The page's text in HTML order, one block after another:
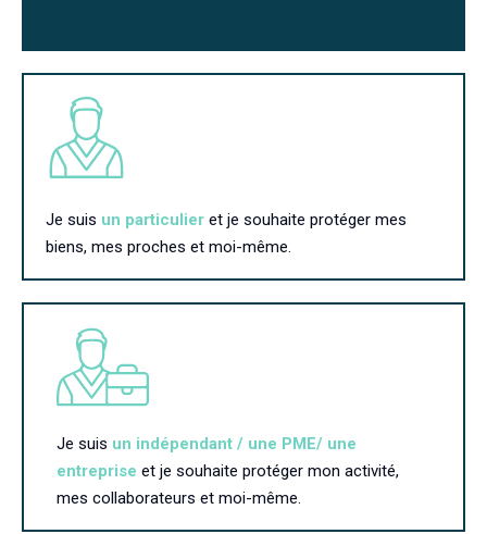
Je suis un particulier et je souhaite protéger mes
biens, mes proches et moi-même.
Je suis un indépendant / une PME/ une
entreprise et je souhaite protéger mon activité,
mes collaborateurs et moi-même.